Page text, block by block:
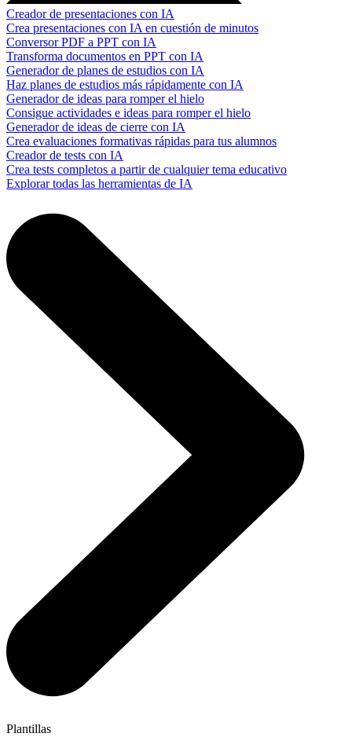
Creador de presentaciones con IA
Crea presentaciones con IA en cuestión de minutos
Conversor PDF a PPT con IA
Transforma documentos en PPT con IA
Generador de planes de estudios con IA
Haz planes de estudios más rápidamente con IA
Generador de ideas para romper el hielo
Consigue actividades e ideas para romper el hielo
Generador de ideas de cierre con IA
Crea evaluaciones formativas rápidas para tus alumnos
Creador de tests con IA
Crea tests completos a partir de cualquier tema educativo
Explorar todas las herramientas de IA
Plantillas